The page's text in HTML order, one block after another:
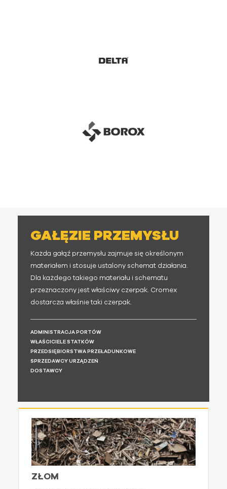
GAŁĘZIE PRZEMYSŁU
Każda gałąź przemysłu zajmuje się określonym
materiałem i stosuje ustalony schemat działania.
Dla każdego takiego materiału i schematu
przeznaczony jest właściwy czerpak. Cromex
dostarcza właśnie taki czerpak.
ADMINISTRACJA PORTÓW
WŁAŚCICIELE STATKÓW
PRZEDSIĘBIORSTWA PRZEŁADUNKOWE
SPRZEDAWCY URZĄDZEŃ
DOSTAWCY
ZŁOM